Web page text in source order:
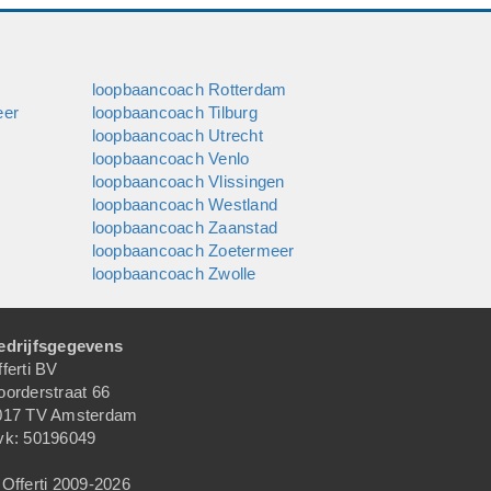
loopbaancoach Rotterdam
loopbaancoach Tilburg
loopbaancoach Utrecht
loopbaancoach Venlo
loopbaancoach Vlissingen
loopbaancoach Westland
loopbaancoach Zaanstad
loopbaancoach Zoetermeer
loopbaancoach Zwolle
BV
66
TV Amsterdam
50196049
2009-2026